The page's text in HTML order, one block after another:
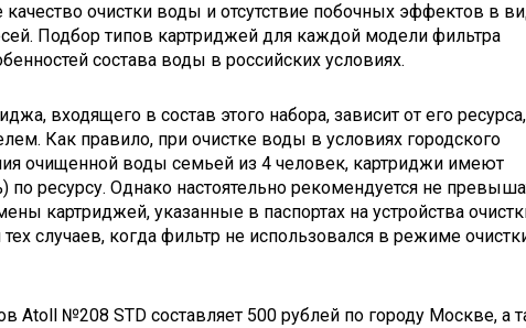
качество очистки воды и отсутствие побочных эффектов в
Подбор типов картриджей для каждой модели фильтра
состава воды в российских условиях.
входящего в состав этого набора, зависит от его ресурса,
Как правило, при очистке воды в условиях городского
очищенной воды семьей из 4 человек, картриджи имеют
по ресурсу. Однако настоятельно рекомендуется не
картриджей, указанные в паспортах на устройства
случаев, когда фильтр не использовался в режиме
Atoll №208 STD составляет 500 рублей по городу Москве, а